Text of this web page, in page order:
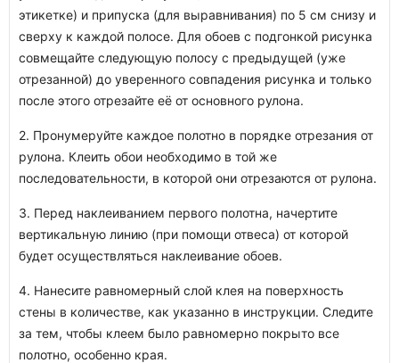
этикетке) и припуска (для выравнивания) по 5 см снизу и
сверху к каждой полосе. Для обоев с подгонкой рисунка
совмещайте следующую полосу с предыдущей (уже
отрезанной) до уверенного совпадения рисунка и только
после этого отрезайте её от основного рулона.
2. Пронумеруйте каждое полотно в порядке отрезания от
рулона. Клеить обои необходимо в той же
последовательности, в которой они отрезаются от рулона.
3. Перед наклеиванием первого полотна, начертите
вертикальную линию (при помощи отвеса) от которой
будет осуществляться наклеивание обоев.
4. Нанесите равномерный слой клея на поверхность
стены в количестве, как указанно в инструкции. Следите
за тем, чтобы клеем было равномерно покрыто все
полотно, особенно края.